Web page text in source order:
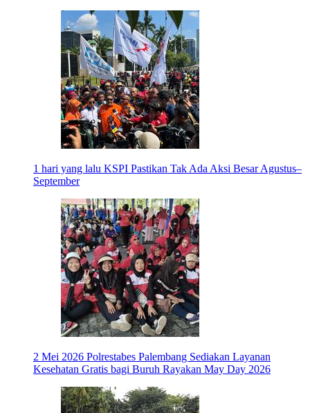
1 hari yang lalu KSPI Pastikan Tak Ada Aksi Besar Agustus–
September
2 Mei 2026 Polrestabes Palembang Sediakan Layanan
Kesehatan Gratis bagi Buruh Rayakan May Day 2026